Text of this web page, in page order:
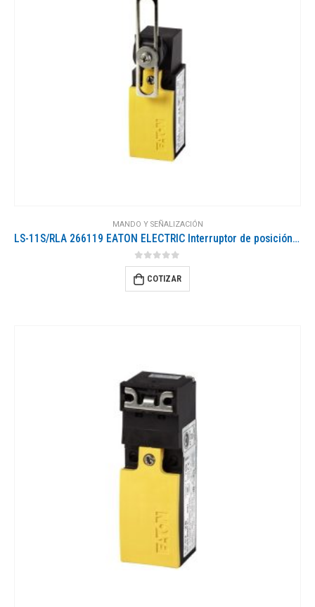
MANDO Y SEÑALIZACIÓN
LS-11S/RLA 266119 EATON ELECTRIC Interruptor de posición Plástico 1 NO + 1 NC Palanca de rodillo ajustable R..
0out of 5
COTIZAR